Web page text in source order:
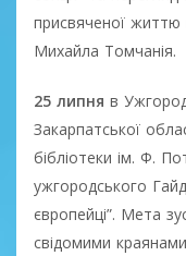
присвяченої життю
Михайла Томчанія.
25 липня в
Закарпатської
бібліотеки ім. Ф.
ужгородського
європейці”. Мета
свідомими